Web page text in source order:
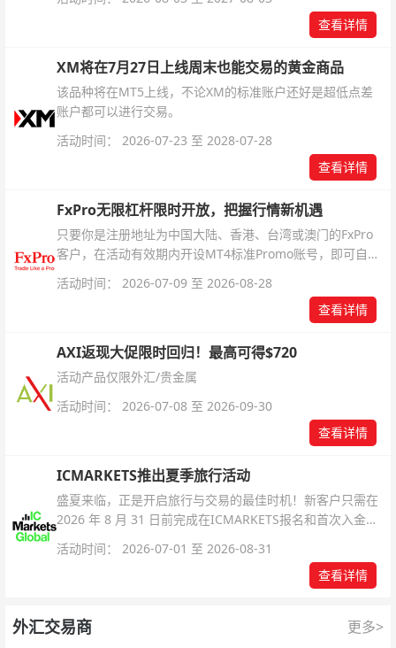
杆配置、支持软件及交易细则。
查看详情
XM将在7月27日上线周末也能交易的黄金商品
该品种将在MT5上线，不论XM的标准账户还好是超低点差
账户都可以进行交易。
活动时间： 2026-07-23 至 2028-07-28
查看详情
FxPro无限杠杆限时开放，把握行情新机遇
只要你是注册地址为中国大陆、香港、台湾或澳门的FxPro
客户，在活动有效期内开设MT4标准Promo账号，即可自动
活动时间： 2026-07-09 至 2026-08-28
查看详情
AXI返现大促限时回归！最高可得$720
活动产品仅限外汇/贵金属
活动时间： 2026-07-08 至 2026-09-30
查看详情
ICMARKETS推出夏季旅行活动
盛夏来临，正是开启旅行与交易的最佳时机！新客户只需在
2026 年 8 月 31 日前完成在ICMARKETS报名和首次入金即
活动时间： 2026-07-01 至 2026-08-31
查看详情
外汇交易商 更多>